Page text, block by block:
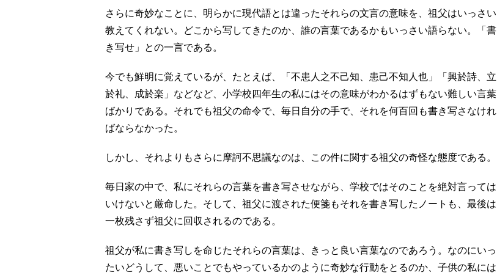
さらに奇妙なことに、明らかに現代語とは違ったそれらの文言の意味を、祖父はいっさい
教えてくれない。どこから写してきたのか、誰の言葉であるかもいっさい語らない。「書
き写せ」との一言である。
今でも鮮明に覚えているが、たとえば、「不患人之不己知、患己不知人也」「興於詩、立
於礼、成於楽」などなど、小学校四年生の私にはその意味がわかるはずもない難しい言葉
ばかりである。それでも祖父の命令で、毎日自分の手で、それを何百回も書き写さなけれ
ばならなかった。
しかし、それよりもさらに摩訶不思議なのは、この件に関する祖父の奇怪な態度である。
毎日家の中で、私にそれらの言葉を書き写させながら、学校ではそのことを絶対言っては
いけないと厳命した。そして、祖父に渡された便箋もそれを書き写したノートも、最後は
一枚残さず祖父に回収されるのである。
祖父が私に書き写しを命じたそれらの言葉は、きっと良い言葉なのであろう。なのにいっ
たいどうして、悪いことでもやっているかのように奇妙な行動をとるのか、子供の私には